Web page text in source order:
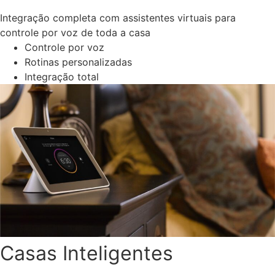
Integração completa com assistentes virtuais para
controle por voz de toda a casa
Controle por voz
Rotinas personalizadas
Integração total
Casas Inteligentes